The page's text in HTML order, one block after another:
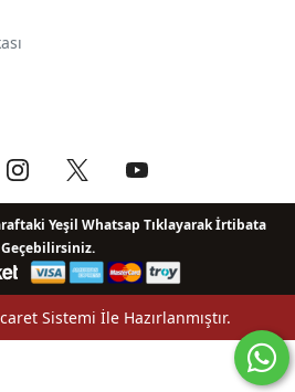
Yeşil Whatsap Tıklayarak İrtibata
Geçebilirsiniz.
Sistemi İle Hazırlanmıştır.